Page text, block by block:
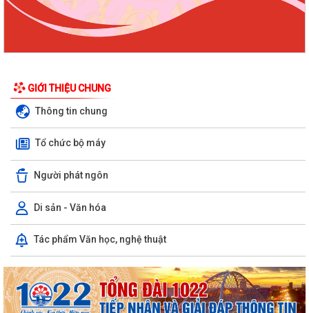
GIỚI THIỆU CHUNG
Thông tin chung
Tổ chức bộ máy
Người phát ngôn
Di sản - Văn hóa
Tác phẩm Văn học, nghệ thuật